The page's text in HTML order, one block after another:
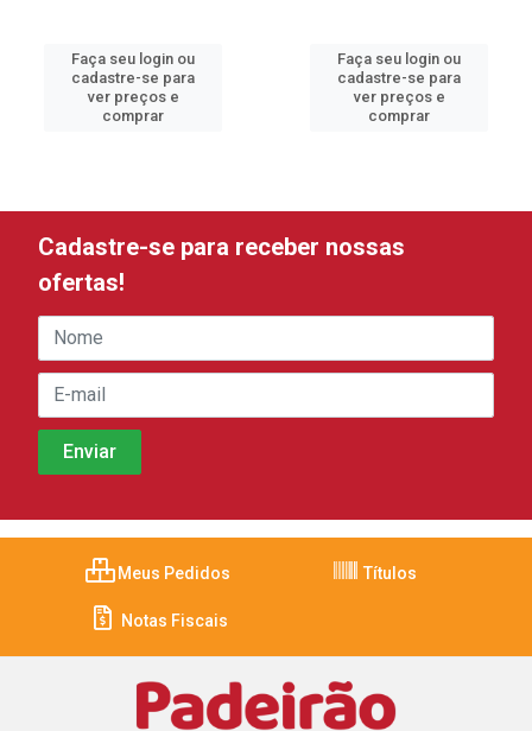
Faça seu login ou
cadastre-se para
ver preços e
comprar
Faça seu login ou
cadastre-se para
ver preços e
comprar
Cadastre-se para receber nossas
ofertas!
Meus Pedidos Títulos
Notas Fiscais